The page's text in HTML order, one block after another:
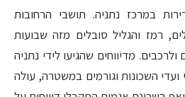
במרכז נתניה. תושבי הרחובות
רמז והגליל סובלים מזה שבועות
מדיווחים שהגיעו לידי נתניה
ועדי השכונות וגורמים במשטרה, עולה